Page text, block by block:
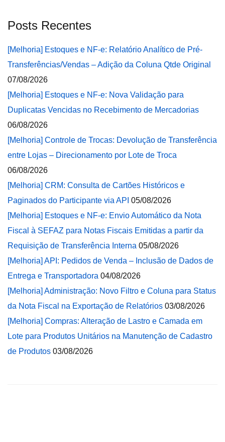
Posts Recentes
[Melhoria] Estoques e NF-e: Relatório Analítico de Pré-
Transferências/Vendas – Adição da Coluna Qtde Original
07/08/2026
[Melhoria] Estoques e NF-e: Nova Validação para
Duplicatas Vencidas no Recebimento de Mercadorias
06/08/2026
[Melhoria] Controle de Trocas: Devolução de Transferência
entre Lojas – Direcionamento por Lote de Troca
06/08/2026
[Melhoria] CRM: Consulta de Cartões Históricos e
Paginados do Participante via API 05/08/2026
[Melhoria] Estoques e NF-e: Envio Automático da Nota
Fiscal à SEFAZ para Notas Fiscais Emitidas a partir da
Requisição de Transferência Interna 05/08/2026
[Melhoria] API: Pedidos de Venda – Inclusão de Dados de
Entrega e Transportadora 04/08/2026
[Melhoria] Administração: Novo Filtro e Coluna para Status
da Nota Fiscal na Exportação de Relatórios 03/08/2026
[Melhoria] Compras: Alteração de Lastro e Camada em
Lote para Produtos Unitários na Manutenção de Cadastro
de Produtos 03/08/2026